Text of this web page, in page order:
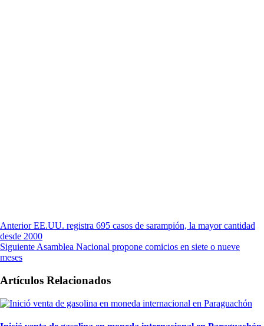
Anterior EE.UU. registra 695 casos de sarampión, la mayor cantidad
desde 2000
Siguiente Asamblea Nacional propone comicios en siete o nueve
meses
Artículos Relacionados